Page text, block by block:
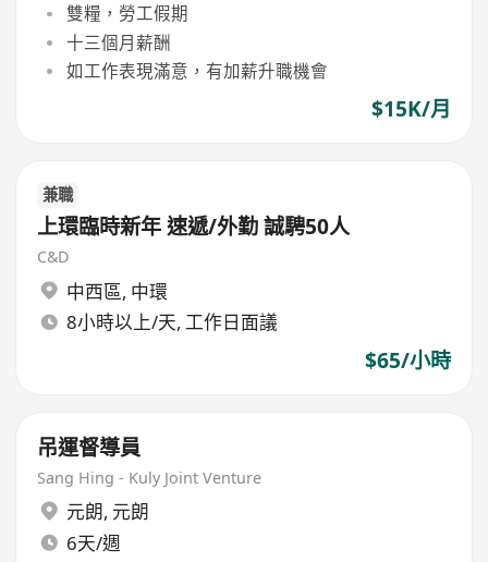
雙糧，勞工假期
十三個月薪酬
如工作表現滿意，有加薪升職機會
$15K/月
兼職
上環臨時新年 速遞/外勤 誠騁50人
C&D
中西區, 中環
8小時以上/天, 工作日面議
$65/小時
吊運督導員
Sang Hing - Kuly Joint Venture
元朗, 元朗
6天/週